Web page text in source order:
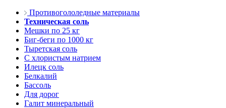
Противогололедные материалы
Техническая соль
Мешки по 25 кг
Биг-беги по 1000 кг
Тыретская соль
С хлористым натрием
Илецк соль
Белкалий
Бассоль
Для дорог
Галит минеральный